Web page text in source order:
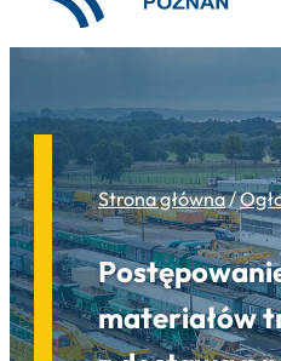
Strona główna/
materiałów